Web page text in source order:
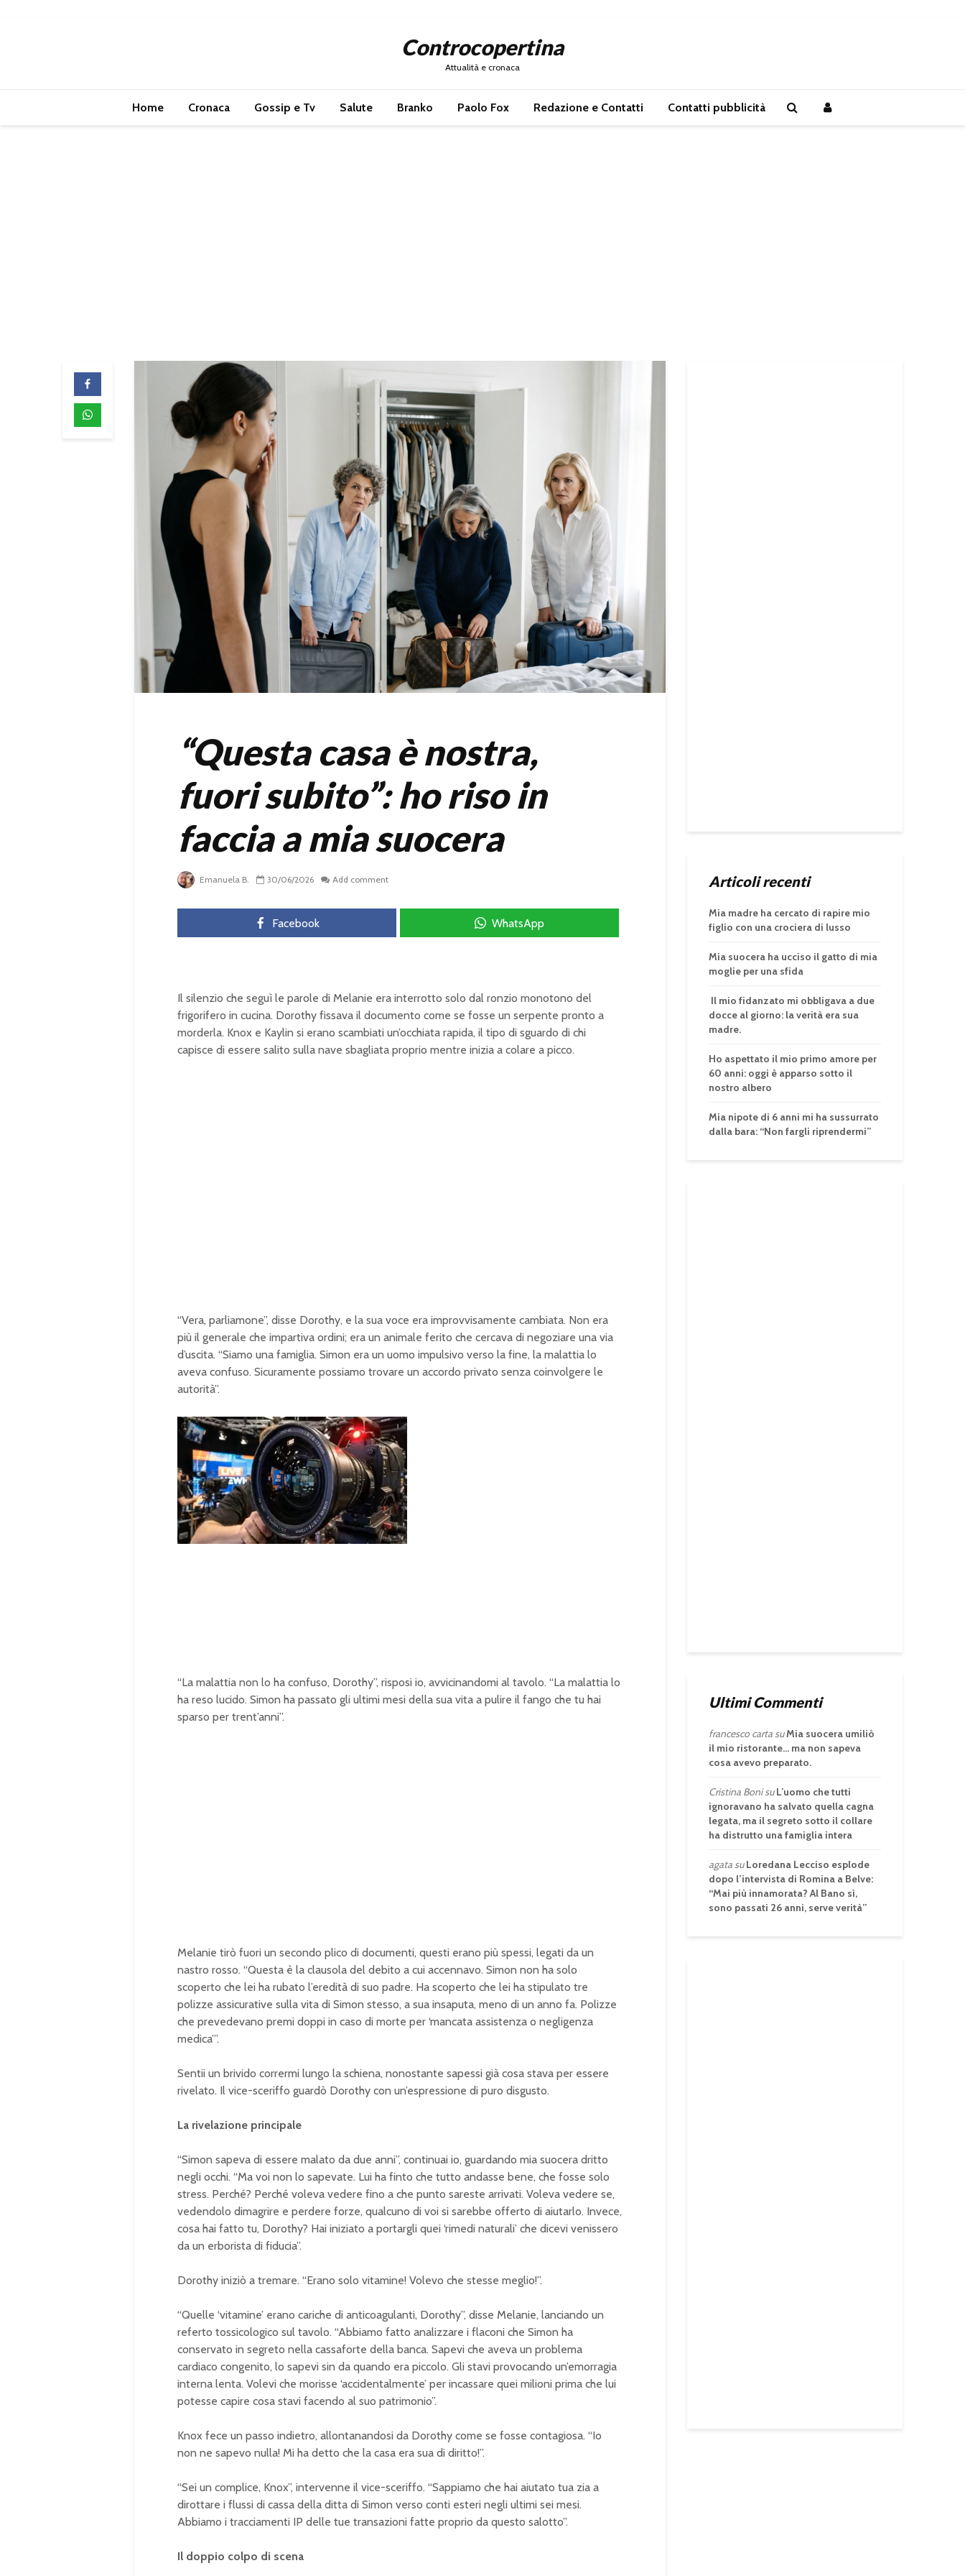
Controcopertina
Attualità e cronaca
Home Cronaca Gossip e Tv Salute Branko Paolo Fox Redazione e Contatti Contatti pubblicità
“Questa casa è nostra,
fuori subito”: ho riso in
faccia a mia suocera
Emanuela B. 30/06/2026 Add comment
Facebook WhatsApp
Il silenzio che seguì le parole di Melanie era interrotto solo dal ronzio monotono del
frigorifero in cucina. Dorothy fissava il documento come se fosse un serpente pronto a
morderla. Knox e Kaylin si erano scambiati un’occhiata rapida, il tipo di sguardo di chi
capisce di essere salito sulla nave sbagliata proprio mentre inizia a colare a picco.
“Vera, parliamone”, disse Dorothy, e la sua voce era improvvisamente cambiata. Non era
più il generale che impartiva ordini; era un animale ferito che cercava di negoziare una via
d’uscita. “Siamo una famiglia. Simon era un uomo impulsivo verso la fine, la malattia lo
aveva confuso. Sicuramente possiamo trovare un accordo privato senza coinvolgere le
autorità”.
U
n
m
L
o
“La malattia non lo ha confuso, Dorothy”, risposi io, avvicinandomi al tavolo. “La malattia lo
ha reso lucido. Simon ha passato gli ultimi mesi della sua vita a pulire il fango che tu hai
sparso per trent’anni”.
Melanie tirò fuori un secondo plico di documenti, questi erano più spessi, legati da un
nastro rosso. “Questa è la clausola del debito a cui accennavo. Simon non ha solo
scoperto che lei ha rubato l’eredità di suo padre. Ha scoperto che lei ha stipulato tre
polizze assicurative sulla vita di Simon stesso, a sua insaputa, meno di un anno fa. Polizze
che prevedevano premi doppi in caso di morte per ‘mancata assistenza o negligenza
medica’”.
Sentii un brivido corrermi lungo la schiena, nonostante sapessi già cosa stava per essere
rivelato. Il vice-sceriffo guardò Dorothy con un’espressione di puro disgusto.
La rivelazione principale
“Simon sapeva di essere malato da due anni”, continuai io, guardando mia suocera dritto
negli occhi. “Ma voi non lo sapevate. Lui ha finto che tutto andasse bene, che fosse solo
stress. Perché? Perché voleva vedere fino a che punto sareste arrivati. Voleva vedere se,
vedendolo dimagrire e perdere forze, qualcuno di voi si sarebbe offerto di aiutarlo. Invece,
cosa hai fatto tu, Dorothy? Hai iniziato a portargli quei ‘rimedi naturali’ che dicevi venissero
da un erborista di fiducia”.
Dorothy iniziò a tremare. “Erano solo vitamine! Volevo che stesse meglio!”.
“Quelle ‘vitamine’ erano cariche di anticoagulanti, Dorothy”, disse Melanie, lanciando un
referto tossicologico sul tavolo. “Abbiamo fatto analizzare i flaconi che Simon ha
conservato in segreto nella cassaforte della banca. Sapevi che aveva un problema
cardiaco congenito, lo sapevi sin da quando era piccolo. Gli stavi provocando un’emorragia
interna lenta. Volevi che morisse ‘accidentalmente’ per incassare quei milioni prima che lui
potesse capire cosa stavi facendo al suo patrimonio”.
Knox fece un passo indietro, allontanandosi da Dorothy come se fosse contagiosa. “Io
non ne sapevo nulla! Mi ha detto che la casa era sua di diritto!”.
“Sei un complice, Knox”, intervenne il vice-sceriffo. “Sappiamo che hai aiutato tua zia a
dirottare i flussi di cassa della ditta di Simon verso conti esteri negli ultimi sei mesi.
Abbiamo i tracciamenti IP delle tue transazioni fatte proprio da questo salotto”.
Il doppio colpo di scena
Articoli recenti
Mia madre ha cercato di rapire mio
figlio con una crociera di lusso
Mia suocera ha ucciso il gatto di mia
moglie per una sfida
Il mio fidanzato mi obbligava a due
docce al giorno: la verità era sua
madre.
Ho aspettato il mio primo amore per
60 anni: oggi è apparso sotto il
nostro albero
Mia nipote di 6 anni mi ha sussurrato
dalla bara: “Non fargli riprendermi”
Ultimi Commenti
francesco cartasuMia suocera umiliò
il mio ristorante… ma non sapeva
cosa avevo preparato.
Cristina BonisuL’uomo che tutti
ignoravano ha salvato quella cagna
legata, ma il segreto sotto il collare
ha distrutto una famiglia intera
agatasuLoredana Lecciso esplode
dopo l’intervista di Romina a Belve:
“Mai più innamorata? Al Bano sì,
sono passati 26 anni, serve verità”